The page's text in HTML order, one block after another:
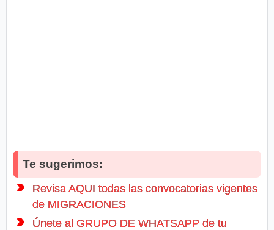
Te sugerimos:
Revisa AQUI todas las convocatorias vigentes
de MIGRACIONES
Únete al GRUPO DE WHATSAPP de tu